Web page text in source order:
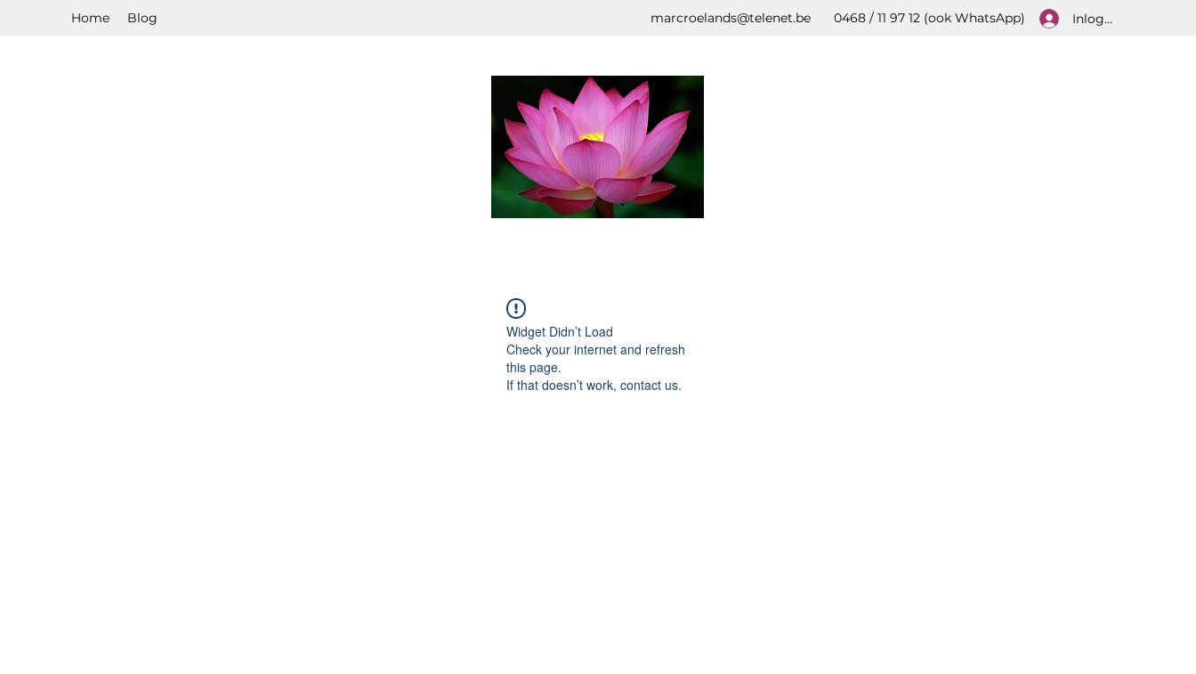
Home Blog marcroelands@telenet.be 0468 / 11 97 12 (ook WhatsApp) Inloggen
Widget Didn’t Load
Check your internet and refresh
this page.
If that doesn’t work, contact us.